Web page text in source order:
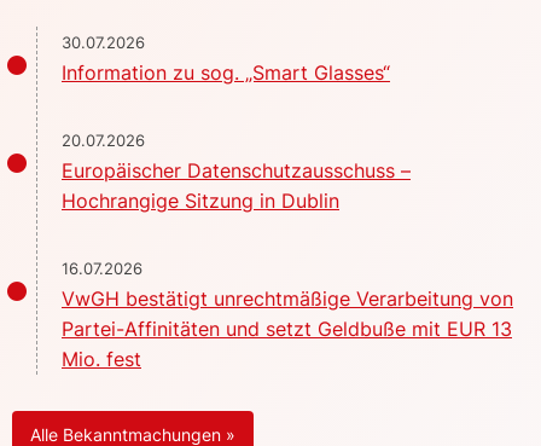
30.07.2026
Information zu sog. „Smart Glasses“
20.07.2026
Europäischer Datenschutzausschuss –
Hochrangige Sitzung in Dublin
16.07.2026
VwGH bestätigt unrechtmäßige Verarbeitung von
Partei-Affinitäten und setzt Geldbuße mit EUR 13
Mio. fest
Alle Bekanntmachungen »